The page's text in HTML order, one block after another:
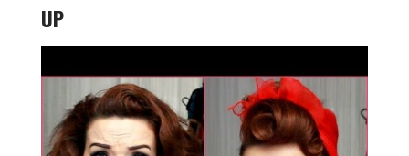
UP